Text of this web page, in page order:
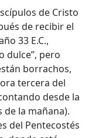
de Cristo
de recibir el
33 E.C.,
dulce”, pero
borrachos,
tercera del
desde la
de la mañana).
del Pentecostés